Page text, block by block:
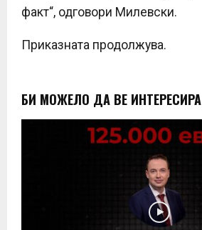
факт“, одговори Милевски.
Приказната продолжува.
БИ МОЖЕЛО ДА ВЕ ИНТЕРЕСИРА